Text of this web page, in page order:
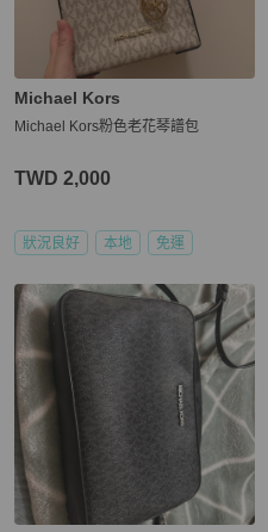
Michael Kors
Michael Kors粉色老花琴譜包
TWD 2,000
狀況良好 本地 免運